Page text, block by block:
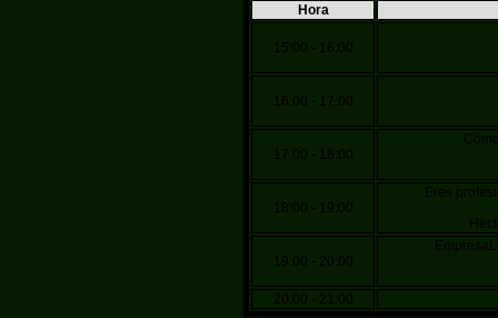
Hora
15:00 - 16:00
16:00 - 17:00
17:00 - 18:00
18:00 - 19:00
Eres
19:00 - 20:00
20:00 - 21:00